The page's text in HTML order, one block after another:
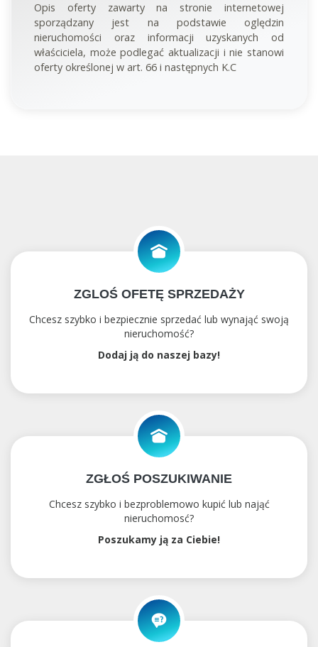
Opis oferty zawarty na stronie internetowej
sporządzany jest na podstawie oględzin
nieruchomości oraz informacji uzyskanych od
właściciela, może podlegać aktualizacji i nie stanowi
oferty określonej w art. 66 i następnych K.C
ZGLOŚ OFETĘ SPRZEDAŻY
Chcesz szybko i bezpiecznie sprzedać lub wynająć swoją
nieruchomość?
Dodaj ją do naszej bazy!
ZGŁOŚ POSZUKIWANIE
Chcesz szybko i bezproblemowo kupić lub nająć
nieruchomosć?
Poszukamy ją za Ciebie!